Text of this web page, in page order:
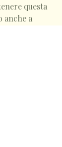
questa
anche a